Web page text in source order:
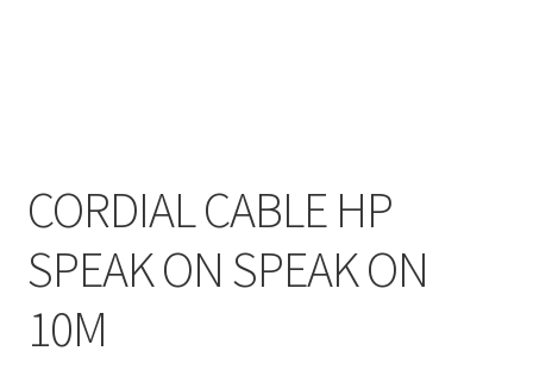
CORDIAL CABLE HP
SPEAK ON SPEAK ON
10M